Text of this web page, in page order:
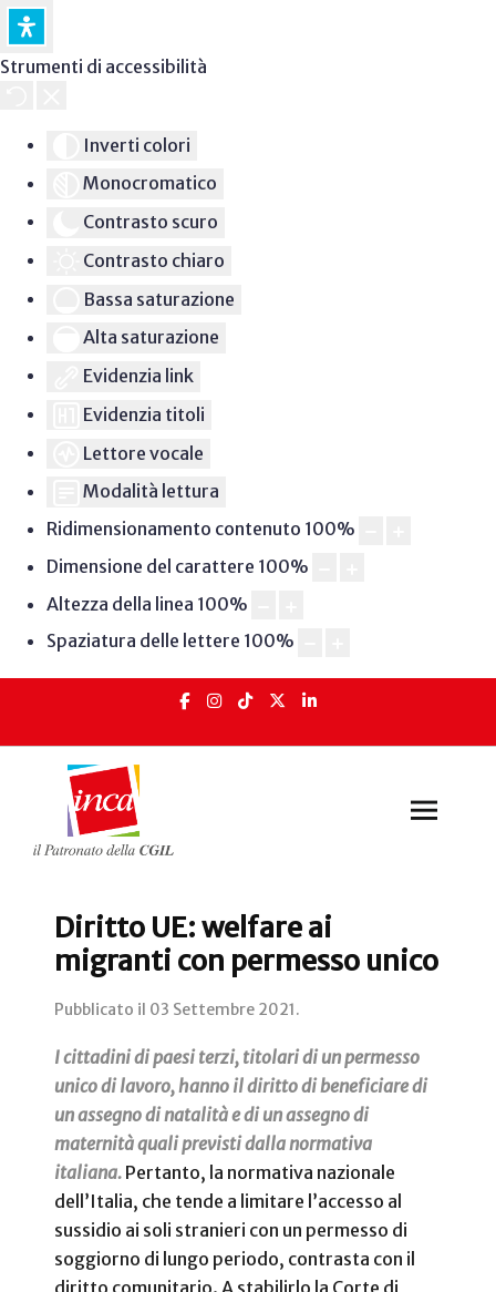
Strumenti di accessibilità
Inverti colori
Monocromatico
Contrasto scuro
Contrasto chiaro
Bassa saturazione
Alta saturazione
Evidenzia link
Evidenzia titoli
Lettore vocale
Modalità lettura
Ridimensionamento contenuto 100%
Dimensione del carattere 100%
Altezza della linea 100%
Spaziatura delle lettere 100%
Diritto UE: welfare ai
migranti con permesso unico
Pubblicato il 03 Settembre 2021.
I cittadini di paesi terzi, titolari di un permesso
unico di lavoro, hanno il diritto di beneficiare di
un assegno di natalità e di un assegno di
maternità quali previsti dalla normativa
italiana. Pertanto, la normativa nazionale
dell’Italia, che tende a limitare l’accesso al
sussidio ai soli stranieri con un permesso di
soggiorno di lungo periodo, contrasta con il